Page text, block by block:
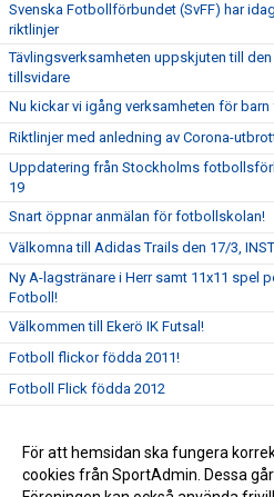
Svenska Fotbollförbundet (SvFF) har
riktlinjer
Tävlingsverksamheten uppskjuten till
tillsvidare
Nu kickar vi igång verksamheten för
Riktlinjer med anledning av Corona-
Uppdatering från Stockholms
19
Snart öppnar anmälan för fotbollskolan!
Välkomna till Adidas Trails den 17/3,
Ny A-lagstränare i Herr samt 11x11 spel
Fotboll!
Välkommen till Ekerö IK Futsal!
Fotboll flickor födda 2011!
Fotboll Flick födda 2012
Ny huvudtränare till A-laget Dam!
För att hemsidan ska fungera
cookies från SportAdmin. Dessa